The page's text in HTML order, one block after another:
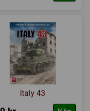
Italy 43